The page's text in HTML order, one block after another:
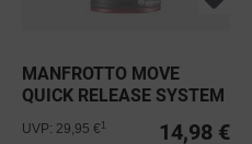
MANFROTTO MOVE
QUICK RELEASE SYSTEM
- GIMPOD PLATE
14,98 €
UVP: 29,95 €